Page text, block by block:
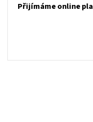
Přijímáme online